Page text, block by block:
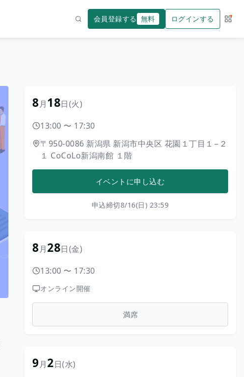
会員登録する 無料 ログインする サー
8月18日(火)
13:00 〜 17:30
〒950-0086 新潟県 新潟市中央区 花園１丁目１−２
１ CoCoLo新潟南館 １階
イベントに申し込む
申込締切8/16(日) 23:59
8月28日(金)
13:00 〜 17:30
オンライン開催
満席
9月2日(水)